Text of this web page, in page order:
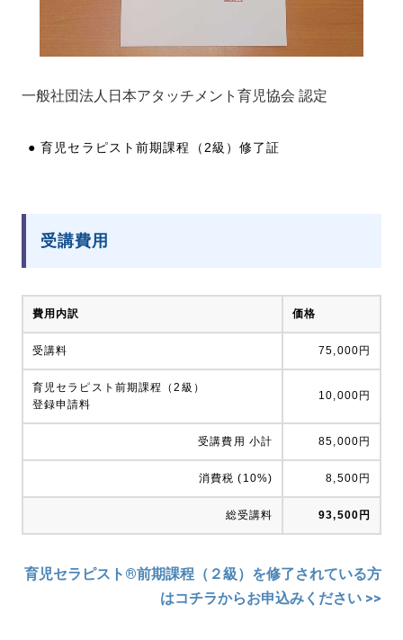
一般社団法人日本アタッチメント育児協会 認定
● 育児セラピスト前期課程（2級）修了証
受講費用
費用内訳 価格
受講料 75,000円
育児セラピスト前期課程（2級）
登録申請料
10,000円
受講費用 小計 85,000円
消費税 (10%) 8,500円
総受講料 93,500円
育児セラピスト®前期課程（２級）を修了されている方
はコチラからお申込みください >>